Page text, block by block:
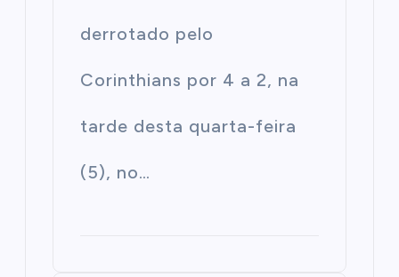
derrotado pelo
Corinthians por 4 a 2, na
tarde desta quarta-feira
(5), no…